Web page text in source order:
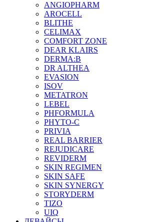
ANGIOPHARM
AROCELL
BLITHE
CELIMAX
COMFORT ZONE
DEAR KLAIRS
DERMA:B
DR ALTHEA
EVASION
ISOV
METATRON
LEBEL
PHFORMULA
PHYTO-C
PRIVIA
REAL BARRIER
REJUDICARE
REVIDERM
SKIN REGIMEN
SKIN SAFE
SKIN SYNERGY
STORYDERM
TIZO
UIQ